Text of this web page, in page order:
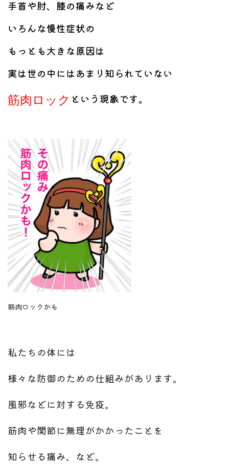
手首や肘、膝の痛みなど
いろんな慢性症状の
もっとも大きな原因は
実は世の中にはあまり知られていない
筋肉ロック という現象です。
筋肉ロックかも
私たちの体には
様々な防御のための仕組みがあります。
風邪などに対する免疫。
筋肉や関節に無理がかかったことを
知らせる痛み、 など。